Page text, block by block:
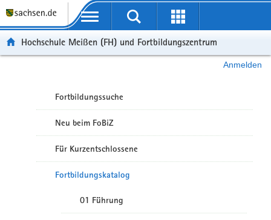
Portalübergreifende Navigation
Hochschule Meißen (FH) und Fortbildungszentrum
Anmelden
Fortbildungssuche
Neu beim FoBiZ
Für Kurzentschlossene
Fortbildungskatalog
01 Führung